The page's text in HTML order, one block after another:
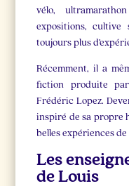
vélo,
expositions, cultive
toujours plus
Récemment, il a
fiction produite
Frédéric Lopez.
inspiré de sa propre
belles expériences de
Les
de Louis